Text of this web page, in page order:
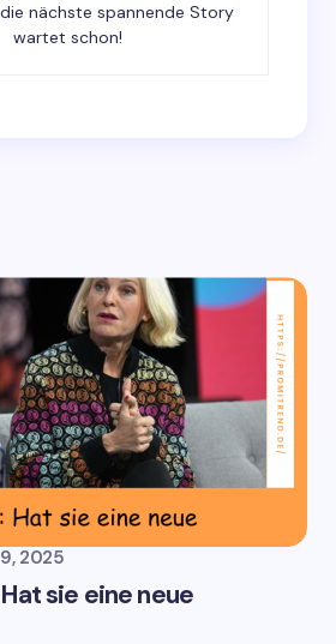
nächste spannende Story
wartet schon!
2025
sie eine neue